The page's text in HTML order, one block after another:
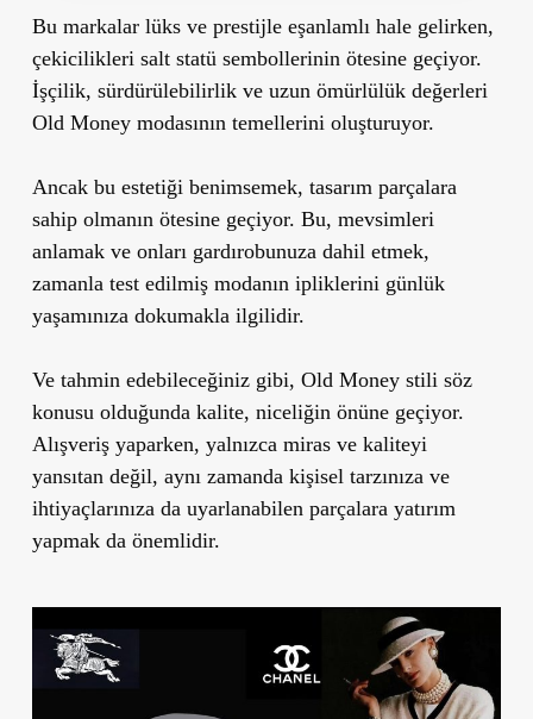
Bu markalar lüks ve prestijle eşanlamlı hale gelirken,
çekicilikleri salt statü sembollerinin ötesine geçiyor.
İşçilik, sürdürülebilirlik ve uzun ömürlülük değerleri
Old Money modasının temellerini oluşturuyor.
Ancak bu estetiği benimsemek, tasarım parçalara
sahip olmanın ötesine geçiyor. Bu, mevsimleri
anlamak ve onları gardırobunuza dahil etmek,
zamanla test edilmiş modanın ipliklerini günlük
yaşamınıza dokumakla ilgilidir.
Ve tahmin edebileceğiniz gibi, Old Money stili söz
konusu olduğunda kalite, niceliğin önüne geçiyor.
Alışveriş yaparken, yalnızca miras ve kaliteyi
yansıtan değil, aynı zamanda kişisel tarzınıza ve
ihtiyaçlarınıza da uyarlanabilen parçalara yatırım
yapmak da önemlidir.